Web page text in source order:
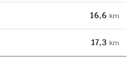
16,6 km
17,3 km